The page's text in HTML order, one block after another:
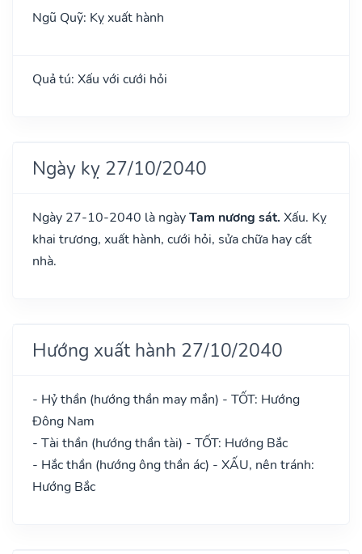
Ngũ Quỹ: Kỵ xuất hành
Quả tú: Xấu với cưới hỏi
Ngày kỵ 27/10/2040
Ngày 27-10-2040 là ngàyTam nương sát. Xấu. Kỵ
khai trương, xuất hành, cưới hỏi, sửa chữa hay cất
nhà.
Hướng xuất hành 27/10/2040
- Hỷ thần (hướng thần may mắn) - TỐT: Hướng
Đông Nam
- Tài thần (hướng thần tài) - TỐT: Hướng Bắc
- Hắc thần (hướng ông thần ác) - XẤU, nên tránh:
Hướng Bắc